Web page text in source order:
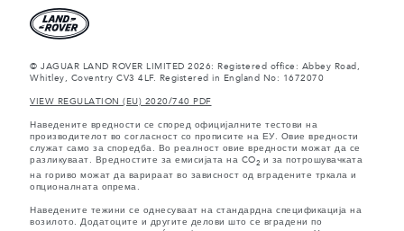
© JAGUAR LAND ROVER LIMITED 2026: Registered office: Abbey Road,
Whitley, Coventry CV3 4LF. Registered in England No: 1672070
VIEW REGULATION (EU) 2020/740 PDF
Наведените вредности се според официјалните тестови на
производителот во согласност со прописите на ЕУ. Овие вредности
служат само за споредба. Во реалност овие вредности можат да се
разликуваат. Вредностите за емисијата на CO2 и за потрошувачката
на гориво можат да варираат во зависност од вградените тркала и
опционалната опрема.
Наведените тежини се однесуваат на стандардна спецификација на
возилото. Додатоците и другите делови што се вградени по